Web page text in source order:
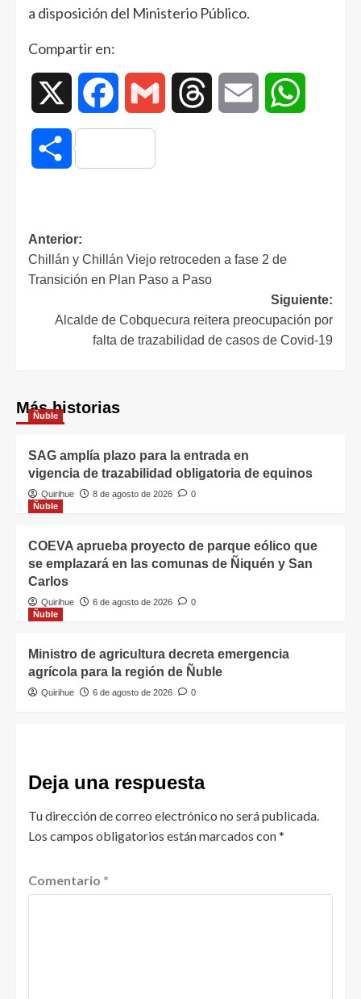
a disposición del Ministerio Público.
Compartir en:
Facebook Gmail Threads Email
Compartir
Anterior:
Chillán y Chillán Viejo retroceden a fase 2 de
Transición en Plan Paso a Paso
Siguiente:
Alcalde de Cobquecura reitera preocupación por
falta de trazabilidad de casos de Covid-19
Más historias
Ñuble
SAG amplía plazo para la entrada en
vigencia de trazabilidad obligatoria de equinos
Quirihue 8 de agosto de 2026
0
Ñuble
COEVA aprueba proyecto de parque eólico que
se emplazará en las comunas de Ñiquén y San
Carlos
Quirihue 6 de agosto de 2026
0
Ñuble
Ministro de agricultura decreta emergencia
agrícola para la región de Ñuble
Quirihue 6 de agosto de 2026 0
Deja una respuesta
Tu dirección de correo electrónico no será publicada.
Los campos obligatorios están marcados con*
Comentario *